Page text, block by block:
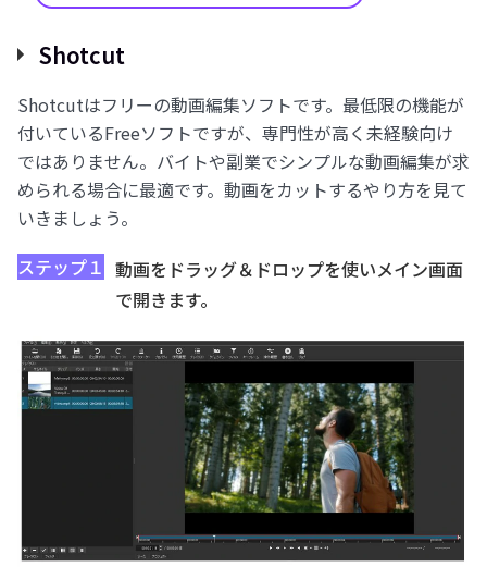
Shotcut
Shotcutはフリーの動画編集ソフトです。最低限の機能が
付いているFreeソフトですが、専門性が高く未経験向け
ではありません。バイトや副業でシンプルな動画編集が求
められる場合に最適です。動画をカットするやり方を見て
いきましょう。
ステップ１ 動画をドラッグ＆ドロップを使いメイン画面
で開きます。